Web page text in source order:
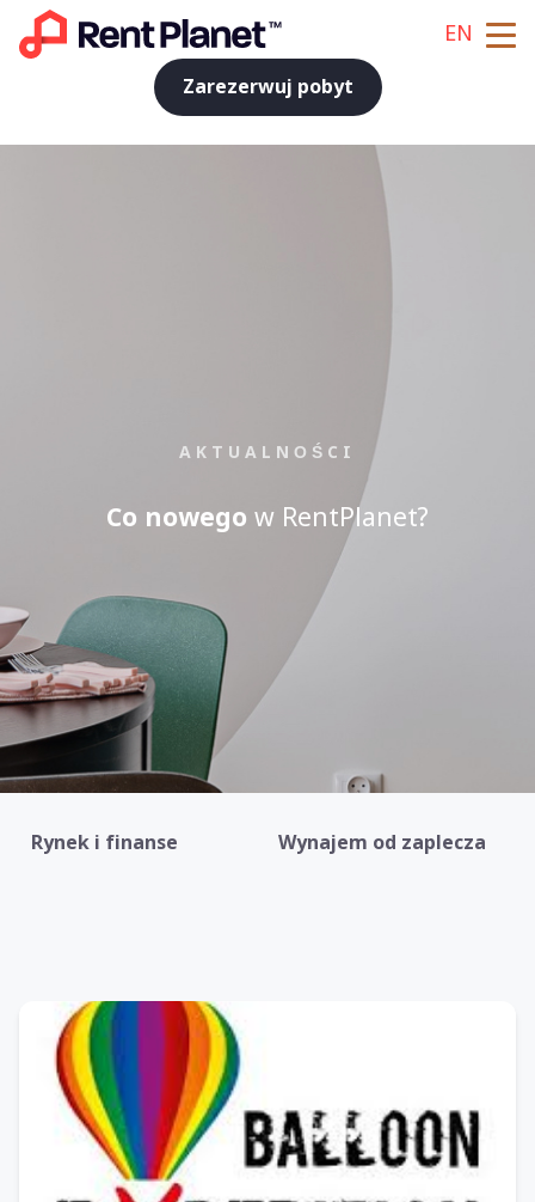
EN
Zarezerwuj pobyt
AKTUALNOŚCI
Co nowego w RentPlanet?
Rynek i finanse Wynajem od zaplecza